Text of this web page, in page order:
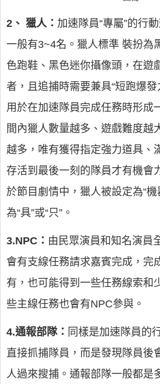
2、 獵人： 加速隊員“專屬”的行
一般有3~4名。獵人標準 裝扮為
色跑鞋、黑色迷你攝像頭，在遊
者，且追捕時需要兼具“短跑爆
用於在加速隊員完成任務時形成
間內獵人數量越多、遊戲難度越
越多，唯有獲得指定強力道具、
存活到最後一刻的隊員才有機會
於節目劇情中，獵人被設定為“
為“具”或“只”。
3.NPC： 由民眾演員和知名演員
會有支線任務請求嘉賓完成，完
有，也可能得到一些任務線索和
些主線任務也會有NPC參與。
4.通報部隊： 同樣是加速隊員的
直接抓捕隊員，而是發現隊員後
人過來搜捕。通報部隊一般都是